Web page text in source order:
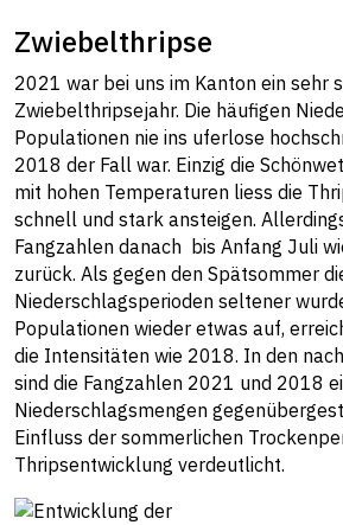
Zwiebelthripse
2021 war bei uns im Kanton ein sehr
Zwiebelthripsejahr. Die häufigen
Populationen nie ins uferlose
2018 der Fall war. Einzig die
mit hohen Temperaturen liess die
schnell und stark ansteigen.
Fangzahlen danach bis Anfang Juli
zurück. Als gegen den Spätsommer
Niederschlagsperioden seltener
Populationen wieder etwas auf,
die Intensitäten wie 2018. In den
sind die Fangzahlen 2021 und 2018
Niederschlagsmengen
Einfluss der sommerlichen
Thripsentwicklung verdeutlicht.